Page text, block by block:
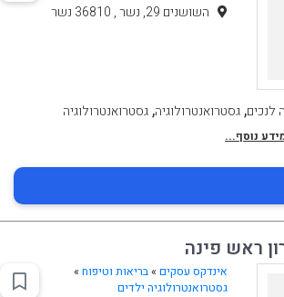
השושנים 29, נשר , 36810 נשר
לנכים,גסטרואנטרולוגיה,גסטרואנטרולוגיה
נוסף...
ראש פינה
אינדקס עסקים »בריאות וטיפוח»
גסטרואנטרולוגיה ילדים